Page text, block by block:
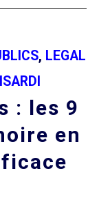
, LEGAL
: les 9
en